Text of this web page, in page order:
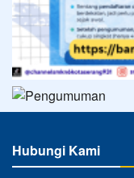
Hubungi Kami